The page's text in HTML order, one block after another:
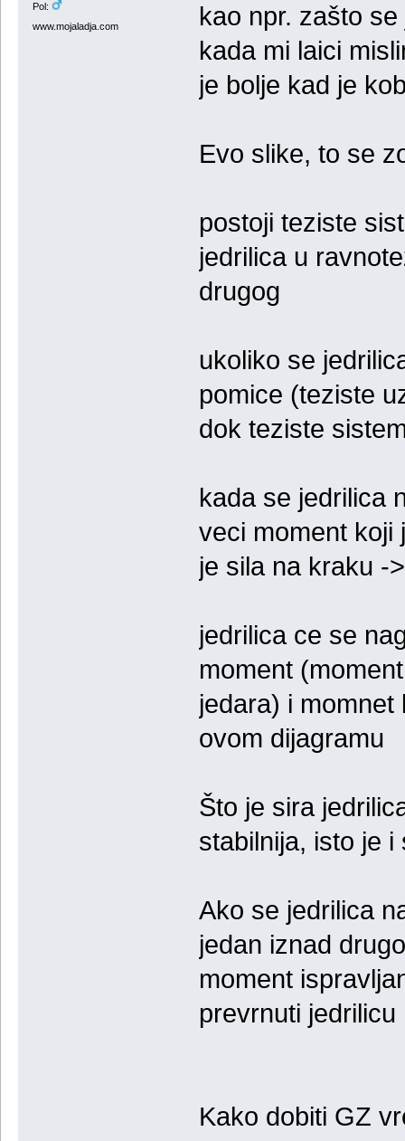
Pol:
www.mojaladja.com
kao npr. zašto
kada mi laici
je bolje kad je
Evo slike, to se
postoji teziste
jedrilica u
drugog
ukoliko se
pomice (teziste
dok teziste
kada se jedrilica
veci moment koji
je sila na kraku -
jedrilica ce se
moment
jedara) i momnet
ovom dijagramu
Što je sira
stabilnija, isto je
Ako se jedrilica
jedan iznad
moment
prevrnuti jedrilicu
Kako dobiti GZ